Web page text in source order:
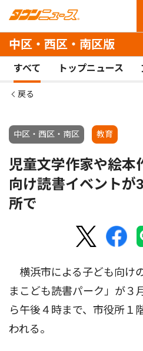
中区・西区・南区版
すべて トップニュース
戻る
中区・西区・南区 教育
児童文学作家や絵本
向け読書イベントが
所で
横浜市による子ども向け
まこども読書パーク」が３
ら午後４時まで、市役所１
われる。